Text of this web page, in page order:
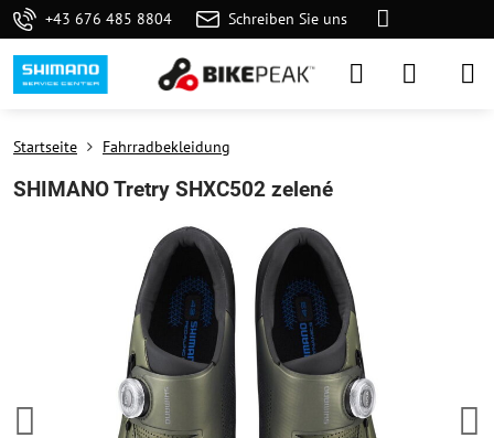
+43 676 485 8804 Schreiben Sie uns
Startseite Fahrradbekleidung
SHIMANO Tretry SHXC502 zelené